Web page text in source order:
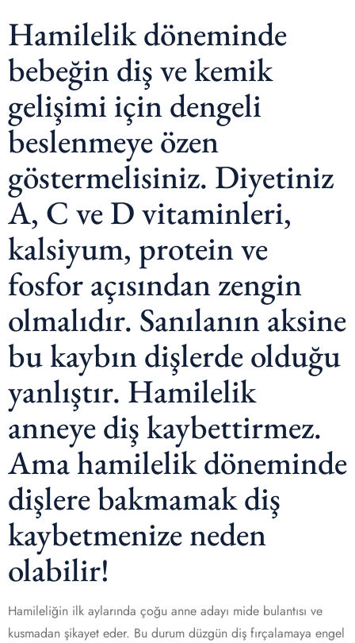
Hamilelik döneminde
bebeğin diş ve kemik
gelişimi için dengeli
beslenmeye özen
göstermelisiniz. Diyetiniz
A, C ve D vitaminleri,
kalsiyum, protein ve
fosfor açısından zengin
olmalıdır. Sanılanın aksine
bu kaybın dişlerde olduğu
yanlıştır. Hamilelik
anneye diş kaybettirmez.
Ama hamilelik döneminde
dişlere bakmamak diş
kaybetmenize neden
olabilir!
Hamileliğin ilk aylarında çoğu anne adayı mide bulantısı ve
kusmadan şikayet eder. Bu durum düzgün diş fırçalamaya engel